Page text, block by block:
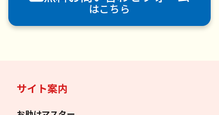
はこちら
サイト案内